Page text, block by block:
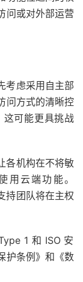
问或对外部运营
考虑采用自主部
问方式的清晰控
这可能更具挑战
各机构在不将敏
用云端功能。
持团队将在主权
1 和 ISO 安
护条例》和《数